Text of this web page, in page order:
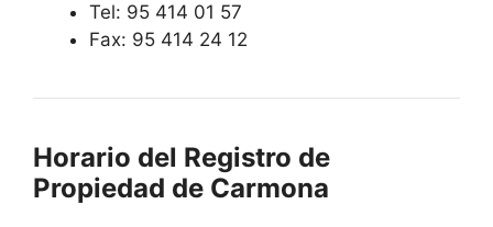
Tel: 95 414 01 57
Fax: 95 414 24 12
Horario del Registro de
Propiedad de Carmona